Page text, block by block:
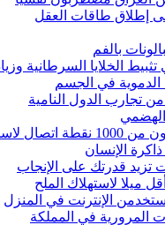
إطلاق طاقات العقل
بالفم
الخلايا السرطانية
الدموية في الجسم
تجارب الدول النامية
الهضمي
الإنسان
قدرتك على الإنجاب
ميلا لاستهلاك الملح
المرورية في المملكة